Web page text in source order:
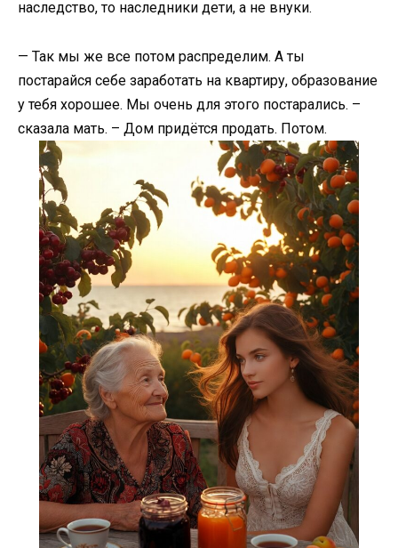
наследство, то наследники дети, а не внуки.
— Так мы же все потом распределим. А ты
постарайся себе заработать на квартиру, образование
у тебя хорошее. Мы очень для этого постарались. –
сказала мать. – Дом придётся продать. Потом.